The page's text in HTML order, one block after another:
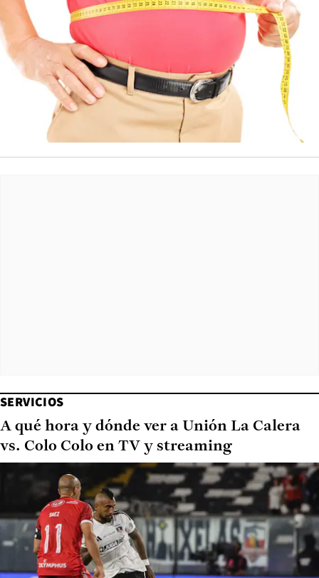
SERVICIOS
A qué hora y dónde ver a Unión La Calera
vs. Colo Colo en TV y streaming